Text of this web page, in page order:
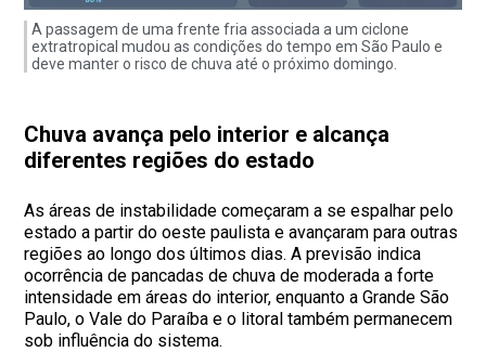
A passagem de uma frente fria associada a um ciclone
extratropical mudou as condições do tempo em São Paulo e
deve manter o risco de chuva até o próximo domingo.
Chuva avança pelo interior e alcança
diferentes regiões do estado
As áreas de instabilidade começaram a se espalhar pelo
estado a partir do oeste paulista e avançaram para outras
regiões ao longo dos últimos dias. A previsão indica
ocorrência de pancadas de chuva de moderada a forte
intensidade em áreas do interior, enquanto a Grande São
Paulo, o Vale do Paraíba e o litoral também permanecem
sob influência do sistema.